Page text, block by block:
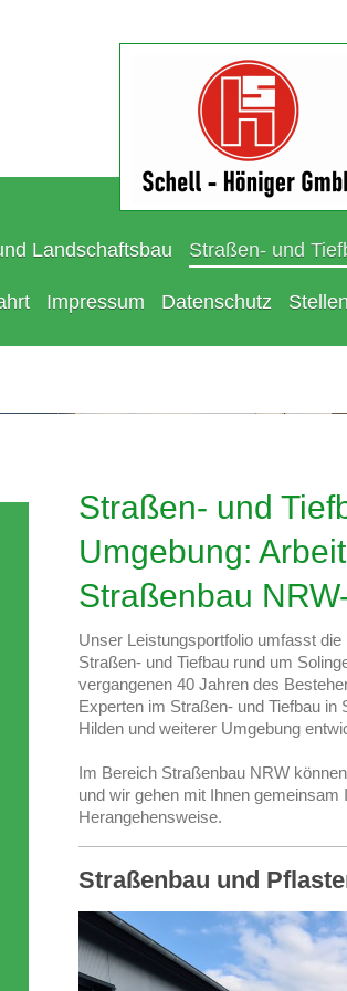
Landschaftsbau Straßen- und
Impressum Datenschutz
50
und
Straßen- und
Umgebung:
Straßenbau
Unser Leistungsportfolio umfasst
Straßen- und Tiefbau rund um
vergangenen 40 Jahren des
Experten im Straßen- und Tiefbau in
Hilden und weiterer Umgebung
Im Bereich Straßenbau NRW
und wir gehen mit Ihnen
Herangehensweise.
Straßenbau und